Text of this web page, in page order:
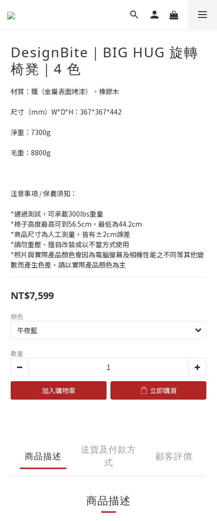
DesignBite｜BIG HUG 旋轉
椅凳｜4 色
材質：鐵（金屬表面烤漆）、橡膠木
尺寸（mm）W*D*H：367*367*442
淨重：7300g
毛重：8800g
注意事項 / 保養須知：
*通過測試，可承載300lbs重量
*椅子高度最高可到56.5cm，最低為44.2cm
*商品尺寸為人工測量，皆有±2cm誤差
*請勿重壓、擅自改裝或以不當方式使用
*照片與實際產品顏色會因為電腦螢幕及相機性能之不同等其他變
數而產生色差，請以實際產品顏色為主
NT$7,599
顏色
數量
加入購物車 立即購買
商品描述
送貨及付款方
式
顧客評價
商品描述